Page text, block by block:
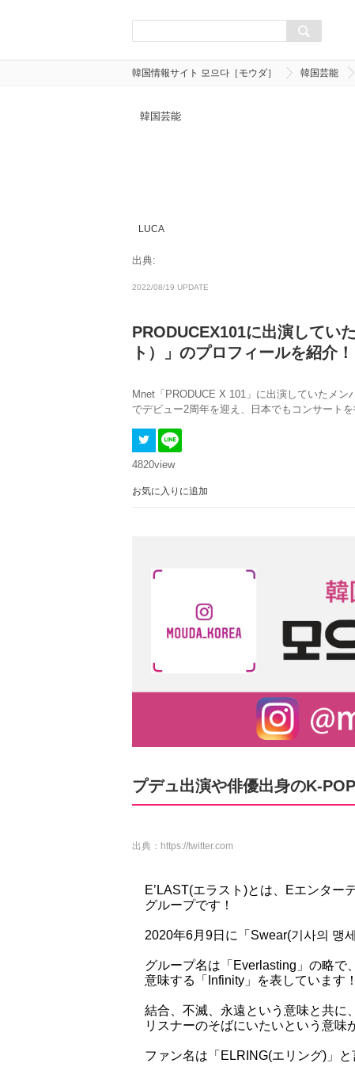
韓国情報サイト 모으다［モウダ］ 韓国芸能
韓国芸能
LUCA
出典:
2022/08/19 UPDATE
PRODUCEX101に出演してい
ト）」のプロフィールを紹介！
Mnet「PRODUCE X 101」に出演していたメ
でデビュー2周年を迎え、日本でもコンサート
4820view
お気に入りに追加
プデュ出演や俳優出身のK-
出典： https://twitter.com
E’LAST(エラスト)とは、Eエンター
グループです！
2020年6月9日に「Swear(기사의 맹
グループ名は「Everlasting」の略で
意味する「Infinity」を表しています！
結合、不滅、永遠という意味と共に
リスナーのそばにいたいという意味
ファン名は「ELRING(エリング)」と